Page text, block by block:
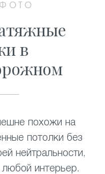
в
похожи на
потолки без
нейтральности,
интерьер.